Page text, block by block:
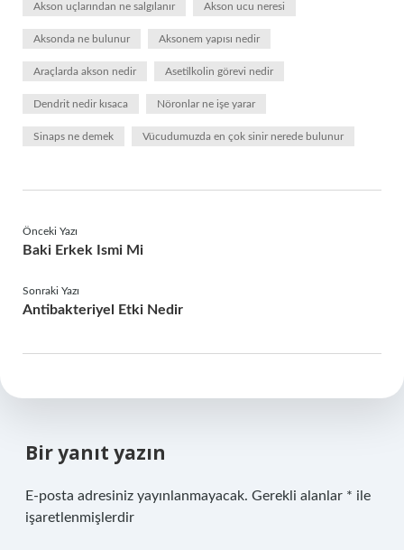
Akson uçlarından ne salgılanır Akson ucu neresi
Aksonda ne bulunur Aksonem yapısı nedir
Araçlarda akson nedir Asetilkolin görevi nedir
Dendrit nedir kısaca Nöronlar ne işe yarar
Sinaps ne demek Vücudumuzda en çok sinir nerede bulunur
Önceki Yazı
Baki Erkek Ismi Mi
Sonraki Yazı
Antibakteriyel Etki Nedir
Bir yanıt yazın
E-posta adresiniz yayınlanmayacak. Gerekli alanlar * ile
işaretlenmişlerdir